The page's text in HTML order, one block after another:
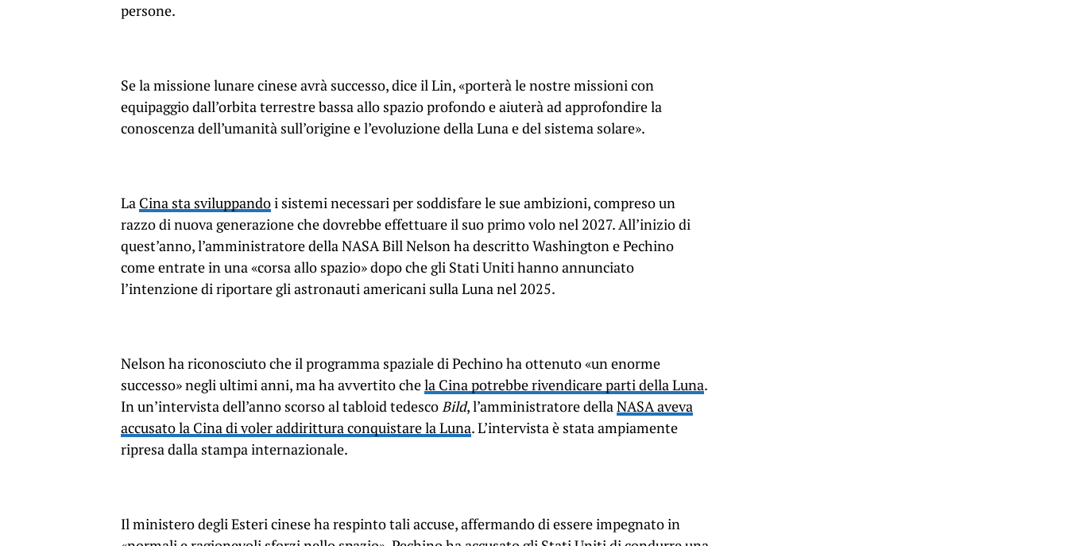
persone.
Se la missione lunare cinese avrà successo, dice il Lin, «porterà le nostre missioni con
equipaggio dall’orbita terrestre bassa allo spazio profondo e aiuterà ad approfondire la
conoscenza dell’umanità sull’origine e l’evoluzione della Luna e del sistema solare».
La Cina sta sviluppandoi sistemi necessari per soddisfare le sue ambizioni, compreso un
razzo di nuova generazione che dovrebbe effettuare il suo primo volo nel 2027. All’inizio di
quest’anno, l’amministratore della NASA Bill Nelson ha descritto Washington e Pechino
come entrate in una «corsa allo spazio» dopo che gli Stati Uniti hanno annunciato
l’intenzione di riportare gli astronauti americani sulla Luna nel 2025.
Nelson ha riconosciuto che il programma spaziale di Pechino ha ottenuto «un enorme
successo» negli ultimi anni, ma ha avvertito chela Cina potrebbe rivendicare parti della Luna.
In un’intervista dell’anno scorso al tabloid tedescoBild, l’amministratore dellaNASA aveva
accusato la Cina di voler addirittura conquistare la Luna. L’intervista è stata ampiamente
ripresa dalla stampa internazionale.
Il ministero degli Esteri cinese ha respinto tali accuse, affermando di essere impegnato in